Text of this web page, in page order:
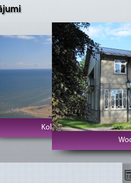
un bāka
Wooden Villa Apartamenti